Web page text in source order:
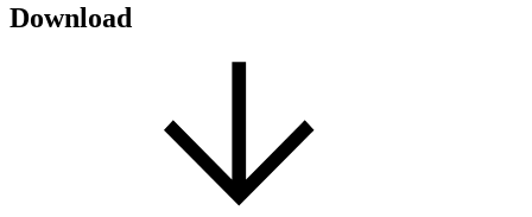
Download